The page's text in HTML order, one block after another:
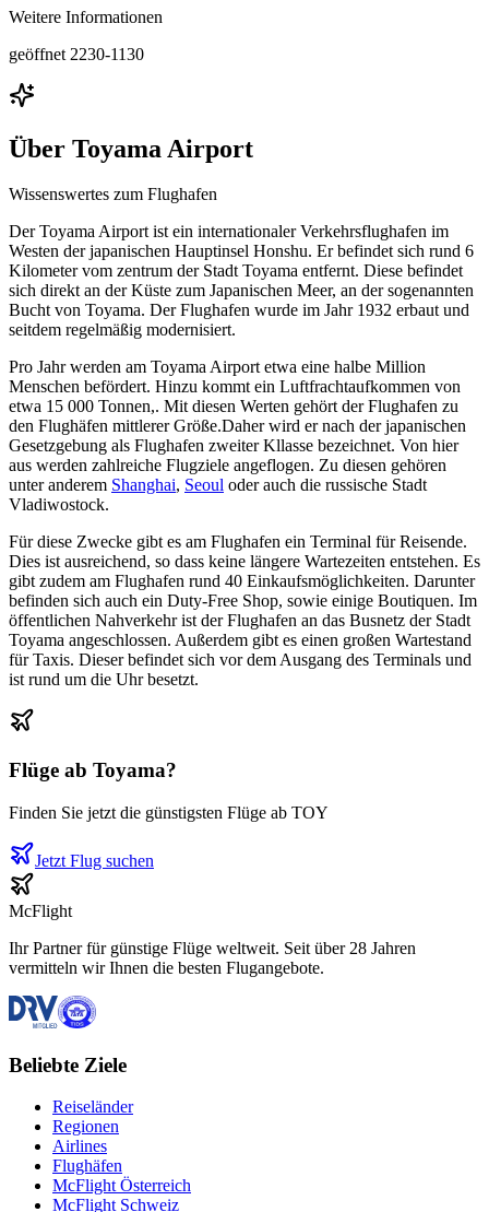
Weitere Informationen
geöffnet 2230-1130
Über Toyama Airport
Wissenswertes zum Flughafen
Der Toyama Airport ist ein internationaler Verkehrsflughafen im
Westen der japanischen Hauptinsel Honshu. Er befindet sich rund 6
Kilometer vom zentrum der Stadt Toyama entfernt. Diese befindet
sich direkt an der Küste zum Japanischen Meer, an der sogenannten
Bucht von Toyama. Der Flughafen wurde im Jahr 1932 erbaut und
seitdem regelmäßig modernisiert.
Pro Jahr werden am Toyama Airport etwa eine halbe Million
Menschen befördert. Hinzu kommt ein Luftfrachtaufkommen von
etwa 15 000 Tonnen,. Mit diesen Werten gehört der Flughafen zu
den Flughäfen mittlerer Größe.Daher wird er nach der japanischen
Gesetzgebung als Flughafen zweiter Kllasse bezeichnet. Von hier
aus werden zahlreiche Flugziele angeflogen. Zu diesen gehören
unter anderem Shanghai, Seoul oder auch die russische Stadt
Vladiwostock.
Für diese Zwecke gibt es am Flughafen ein Terminal für Reisende.
Dies ist ausreichend, so dass keine längere Wartezeiten entstehen. Es
gibt zudem am Flughafen rund 40 Einkaufsmöglichkeiten. Darunter
befinden sich auch ein Duty-Free Shop, sowie einige Boutiquen. Im
öffentlichen Nahverkehr ist der Flughafen an das Busnetz der Stadt
Toyama angeschlossen. Außerdem gibt es einen großen Wartestand
für Taxis. Dieser befindet sich vor dem Ausgang des Terminals und
ist rund um die Uhr besetzt.
Flüge ab Toyama?
Finden Sie jetzt die günstigsten Flüge ab TOY
Jetzt Flug suchen
McFlight
Ihr Partner für günstige Flüge weltweit. Seit über 28 Jahren
vermitteln wir Ihnen die besten Flugangebote.
Beliebte Ziele
Reiseländer
Regionen
Airlines
Flughäfen
McFlight Österreich
McFlight Schweiz